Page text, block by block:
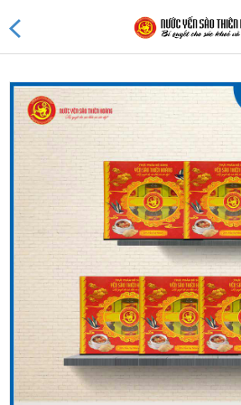
Sản phẩm mới
Sản phẩm khuyến mãi
Tin tức
Nước Yến Thiên Hoàng 45%
Nước Yến Thiên Hoàng 41%
Nước Yến 25% không đường
Nước Yến Thiên Hoàng 20%